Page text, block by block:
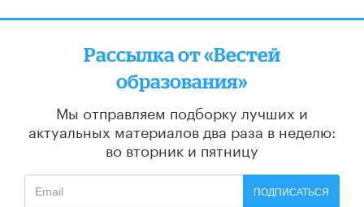
Рассылка от «Вестей
образования»
Мы отправляем подборку лучших и
актуальных материалов два раза в неделю:
во вторник и пятницу
ПОДПИСАТЬСЯ